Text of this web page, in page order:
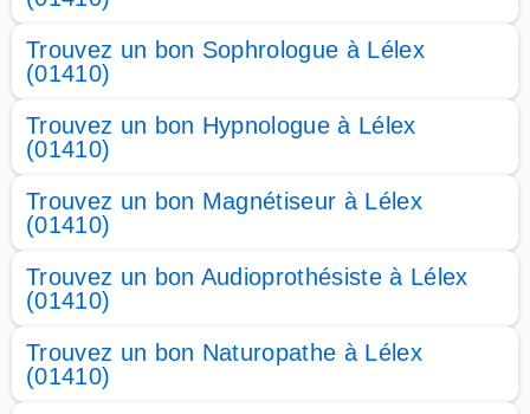
Trouvez un bon Sophrologue à Lélex
(01410)
Trouvez un bon Hypnologue à Lélex
(01410)
Trouvez un bon Magnétiseur à Lélex
(01410)
Trouvez un bon Audioprothésiste à Lélex
(01410)
Trouvez un bon Naturopathe à Lélex
(01410)